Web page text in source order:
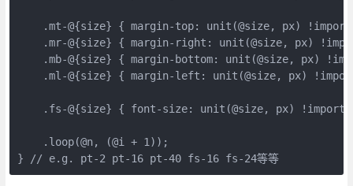
.mt-@{size} { margin-top: unit(@size, px)
.mr-@{size} { margin-right: unit(@size, px)
.mb-@{size} { margin-bottom: unit(@size, px)
.ml-@{size} { margin-left: unit(@size, px)
.fs-@{size} { font-size: unit(@size, px)
    .loop(@n, (@i + 1));
} // e.g. pt-2 pt-16 pt-40 fs-16 fs-24等等